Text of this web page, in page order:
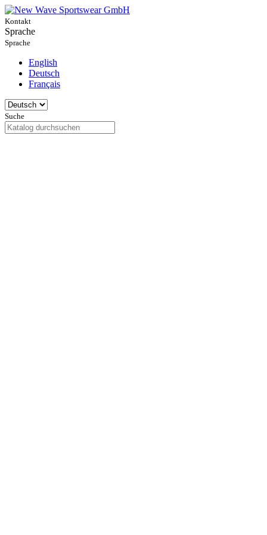
Kontakt
Sprache
Sprache
English
Deutsch
Français
Suche